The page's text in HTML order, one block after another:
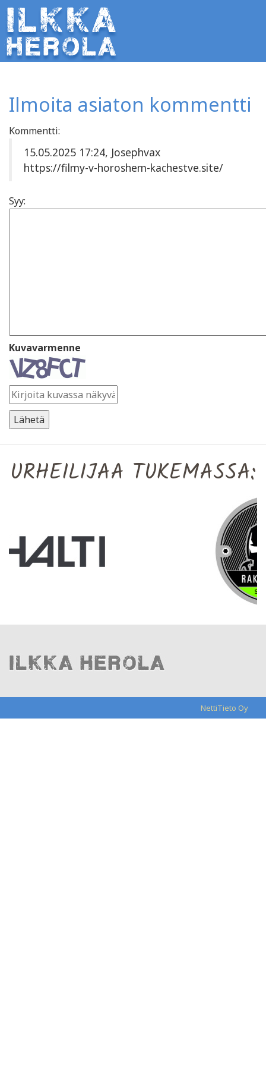
Ilmoita asiaton kommentti
Kommentti:
15.05.2025 17:24, Josephvax
https://filmy-v-horoshem-kachestve.site/
Syy:
Kuvavarmenne
URHEILIJAA TUKEMASSA:
NettiTieto Oy